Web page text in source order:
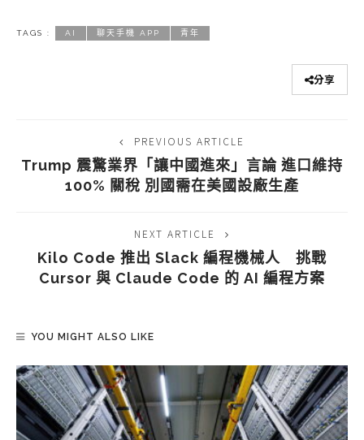
TAGS : AI 聊天手機 APP 青年
分享
PREVIOUS ARTICLE
Trump 震驚業界「讓中國進來」言論 進口維持
100% 關稅 別國需在美國設廠生產
NEXT ARTICLE
Kilo Code 推出 Slack 編程機械人 挑戰
Cursor 與 Claude Code 的 AI 編程方案
YOU MIGHT ALSO LIKE